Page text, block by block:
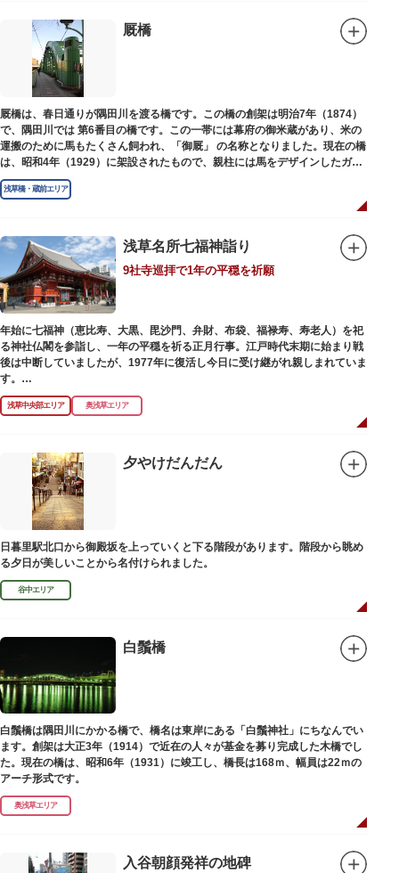
アメ横のはじまりは、物資が底をついた第二次世界大戦後にできた闇市。多
くの闇市が的屋の仕切りであったのに対して、アメ横は満州からの復員兵が
共同体となり連合会を結成。出店を統制し、商店街が形成されました。
当時、JR上野駅のすぐ南に発生した闇市は、飴を販売する屋台があったこと
から「アメヤ横丁（飴屋通り）」と呼ばれるように。反対側のJR御徒町付近
には、アメリカ進駐軍の放出物資を販売する店ができたので「アメリカ横丁
（アメリカ通り）」と呼ばれるようになりました。この2つのエリアが統合
され、今の「アメ横」になったと言われています。
厩橋
厩橋は、春日通りが隅田川を渡る橋です。この橋の創架は明治7年（1874）
で、隅田川では 第6番目の橋です。この一帯には幕府の御米蔵があり、米の
運搬のために馬もたくさん飼われ、「御厩」 の名称となりました。現在の橋
は、昭和4年（1929）に架設されたもので、親柱には馬をデザインしたガラ
ス細工が組み込まれています。
浅草橋・蔵前エリア
浅草名所七福神詣り
9社寺巡拝で1年の平穏を祈願
年始に七福神（恵比寿、大黒、毘沙門、弁財、布袋、福禄寿、寿老人）を祀
る神社仏閣を参詣し、一年の平穏を祈る正月行事。江戸時代末期に始まり戦
後は中断していましたが、1977年に復活し今日に受け継がれ親しまれていま
す。
浅草名所七福神の特徴は福禄寿、寿老人が2社ずつあり、巡る社寺が9ヶ所あ
るところ。九は数の究み、鳩と言う字にも使われていて、鳩は「集まる」と
絵馬をつけ、色紙・福絵に御朱印をいただきながら巡拝しましょう。
江戸文化発祥の地といわれる浅草には、観音様の境内を中心として広く各所
に名所・旧跡があります。七福神をめぐる途中、これらの名跡も訪ねながら
江戸文化の面影を偲んでみてはいかがでしょうか。
御利益にあやかりながらの散策は、福徳と心の安らぎを与えてくれることで
しょう。
浅草中央部エリア 奥浅草エリア
夕やけだんだん
日暮里駅北口から御殿坂を上っていくと下る階段があります。階段から眺め
る夕日が美しいことから名付けられました。
谷中エリア
白鬚橋
白鬚橋は隅田川にかかる橋で、橋名は東岸にある「白鬚神社」にちなんでい
ます。創架は大正3年（1914）で近在の人々が基金を募り完成した木橋でし
た。現在の橋は、昭和6年（1931）に竣工し、橋長は168ｍ、幅員は22ｍの
アーチ形式です。
奥浅草エリア
入谷朝顔発祥の地碑